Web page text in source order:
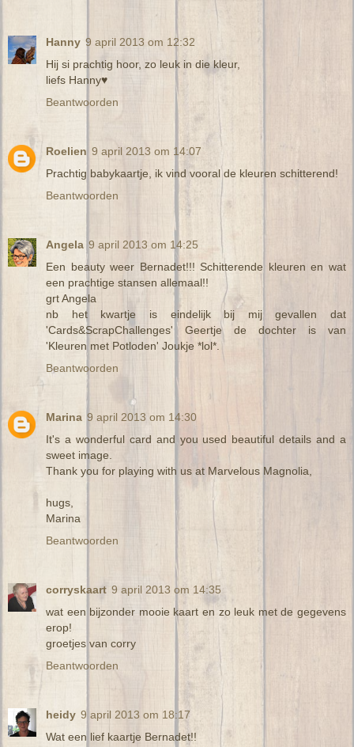
Hanny 9 april 2013 om 12:32
Hij si prachtig hoor, zo leuk in die kleur,
liefs Hanny♥
Beantwoorden
Roelien 9 april 2013 om 14:07
Prachtig babykaartje, ik vind vooral de kleuren schitterend!
Beantwoorden
Angela 9 april 2013 om 14:25
Een beauty weer Bernadet!!! Schitterende kleuren en wat
een prachtige stansen allemaal!!
grt Angela
nb het kwartje is eindelijk bij mij gevallen dat
'Cards&ScrapChallenges' Geertje de dochter is van
'Kleuren met Potloden' Joukje *lol*.
Beantwoorden
Marina 9 april 2013 om 14:30
It's a wonderful card and you used beautiful details and a
sweet image.
Thank you for playing with us at Marvelous Magnolia,
hugs,
Marina
Beantwoorden
corryskaart 9 april 2013 om 14:35
wat een bijzonder mooie kaart en zo leuk met de gegevens
erop!
groetjes van corry
Beantwoorden
heidy 9 april 2013 om 18:17
Wat een lief kaartje Bernadet!!